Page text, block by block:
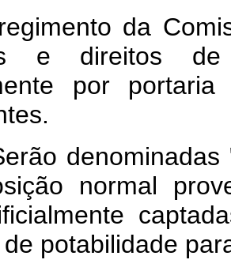
da
e direitos
por
normal
potabilidade